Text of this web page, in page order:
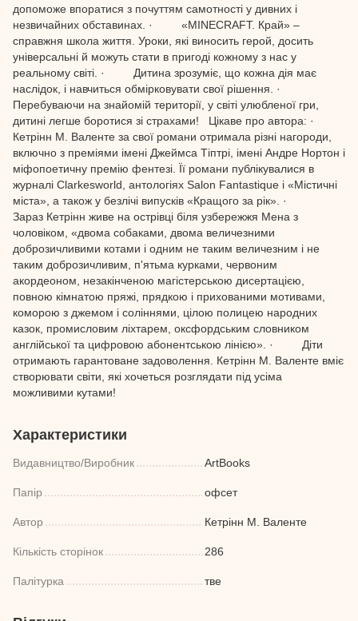
допоможе впоратися з почуттям самотності у дивних і
незвичайних обставинах. · «MINECRAFT. Край» –
справжня школа життя. Уроки, які виносить герой, досить
універсальні й можуть стати в пригоді кожному з нас у
реальному світі. · Дитина зрозуміє, що кожна дія має
наслідок, і навчиться обмірковувати свої рішення. ·
Перебуваючи на знайомій території, у світі улюбленої гри,
дитині легше боротися зі страхами! Цікаве про автора: ·
Кетрінн М. Валенте за свої романи отримала різні нагороди,
включно з преміями імені Джеймса Тіптрі, імені Андре Нортон і
міфопоетичну премію фентезі. Її романи публікувалися в
журналі Clarkesworld, антологіях Salon Fantastique і «Містичні
міста», а також у безлічі випусків «Кращого за рік». ·
Зараз Кетрінн живе на острівці біля узбережжя Мена з
чоловіком, «двома собаками, двома величезними
доброзичливими котами і одним не таким величезним і не
таким доброзичливим, п'ятьма курками, червоним
акордеоном, незакінченою магістерською дисертацією,
повною кімнатою пряжі, прядкою і прихованими мотивами,
коморою з джемом і соліннями, цілою полицею народних
казок, промисловим ліхтарем, оксфордським словником
англійської та цифровою абонентською лінією». · Діти
отримають гарантоване задоволення. Кетрінн М. Валенте вміє
створювати світи, які хочеться розглядати під усіма
можливими кутами!
Характеристики
Видавництво/Виробник ArtBooks
Папір офсет
Автор Кетрінн М. Валенте
Кількість сторінок 286
Палітурка тве